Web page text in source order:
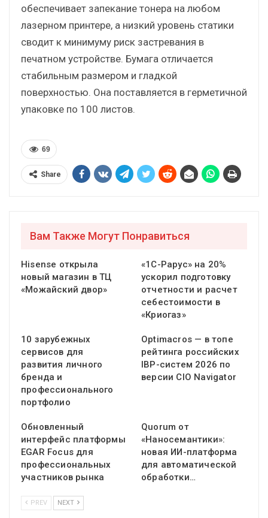
обеспечивает запекание тонера на любом
лазерном принтере, а низкий уровень статики
сводит к минимуму риск застревания в
печатном устройстве. Бумага отличается
стабильным размером и гладкой
поверхностью. Она поставляется в герметичной
упаковке по 100 листов.
69
Share
Вам Также Могут Понравиться
Hisense открыла
новый магазин в ТЦ
«Можайский двор»
«1С-Рарус» на 20%
ускорил подготовку
отчетности и расчет
себестоимости в
«Криогаз»
10 зарубежных
сервисов для
развития личного
бренда и
профессионального
портфолио
Optimacros — в топе
рейтинга российских
IBP-систем 2026 по
версии CIO Navigator
Обновленный
интерфейс платформы
EGAR Focus для
профессиональных
участников рынка
Quorum от
«Наносемантики»:
новая ИИ-платформа
для автоматической
обработки…
PREV NEXT